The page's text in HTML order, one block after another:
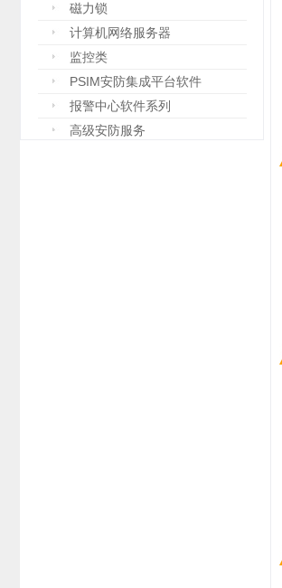
磁力锁
计算机网络服务器
监控类
PSIM安防集成平台软件
报警中心软件系列
高级安防服务